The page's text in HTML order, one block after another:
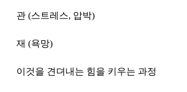
관 (스트레스, 압박)
재 (욕망)
이것을 견뎌내는 힘을 키우는 과정